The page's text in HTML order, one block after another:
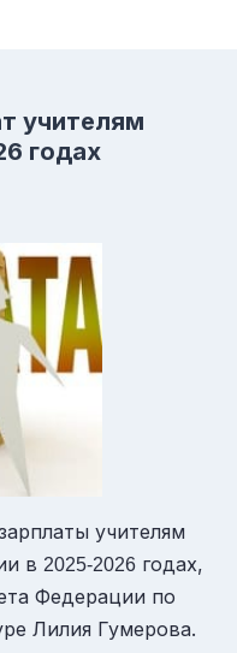
учителям
годах
учителям
в 2025-2026 годах,
Федерации по
Лилия Гумерова.